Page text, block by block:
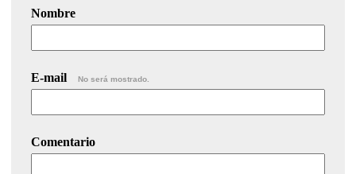
Nombre
E-mail No será mostrado.
Comentario